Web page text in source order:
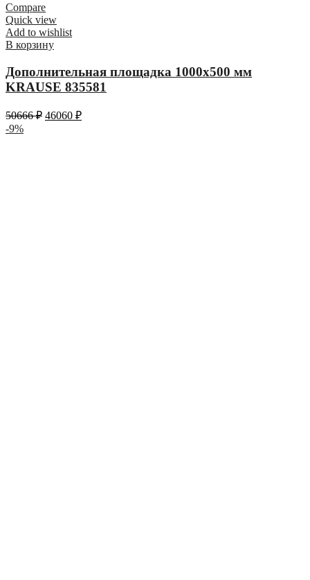
Compare
Quick view
Add to wishlist
В корзину
Дополнительная площадка 1000х500 мм
KRAUSE 835581
50666₽ 46060 ₽
-9%